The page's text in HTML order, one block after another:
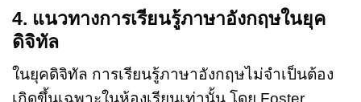
4. แนวทางการเรียนรู้ภาษาอังกฤษในยุค
ดิจิทัล
ในยุคดิจิทัล การเรียนรู้ภาษาอังกฤษไม่จำเป็นต้อง
เกิดขึ้นเฉพาะในห้องเรียนเท่านั้น โดย Foster